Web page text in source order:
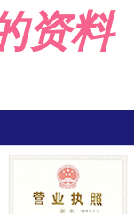
资料